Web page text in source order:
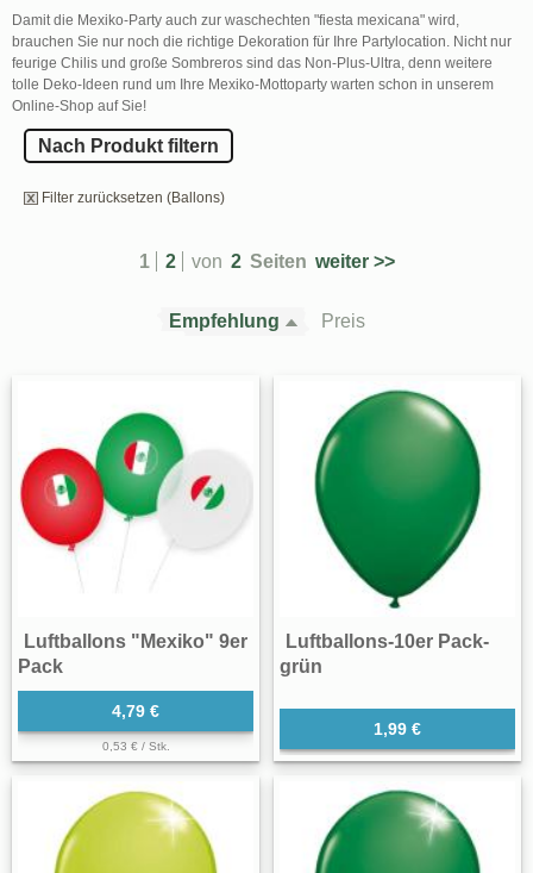
Damit die Mexiko-Party auch zur waschechten "fiesta mexicana" wird,
brauchen Sie nur noch die richtige Dekoration für Ihre Partylocation. Nicht nur
feurige Chilis und große Sombreros sind das Non-Plus-Ultra, denn weitere
tolle Deko-Ideen rund um Ihre Mexiko-Mottoparty warten schon in unserem
Online-Shop auf Sie!
Nach Produkt filtern
Filter zurücksetzen (Ballons)
1 2 von 2 Seiten weiter >>
Empfehlung Preis
Luftballons "Mexiko" 9er
Pack
4,79 €
0,53 € / Stk.
Luftballons-10er Pack-
grün
1,99 €